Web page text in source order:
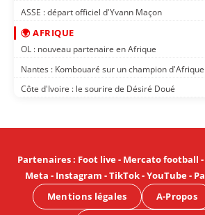
ASSE : départ officiel d'Yvann Maçon
🌍 AFRIQUE
OL : nouveau partenaire en Afrique
Nantes : Kombouaré sur un champion d'Afrique
Côte d'Ivoire : le sourire de Désiré Doué
Partenaires: Foot live- Mercato football -
Meta - Instagram -TikTok-YouTube-
Mentions légales
A-Propos